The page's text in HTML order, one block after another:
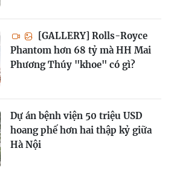
[GALLERY] Rolls-Royce
Phantom hơn 68 tỷ mà HH Mai
Phương Thúy "khoe" có gì?
Dự án bệnh viện 50 triệu USD
hoang phế hơn hai thập kỷ giữa
Hà Nội